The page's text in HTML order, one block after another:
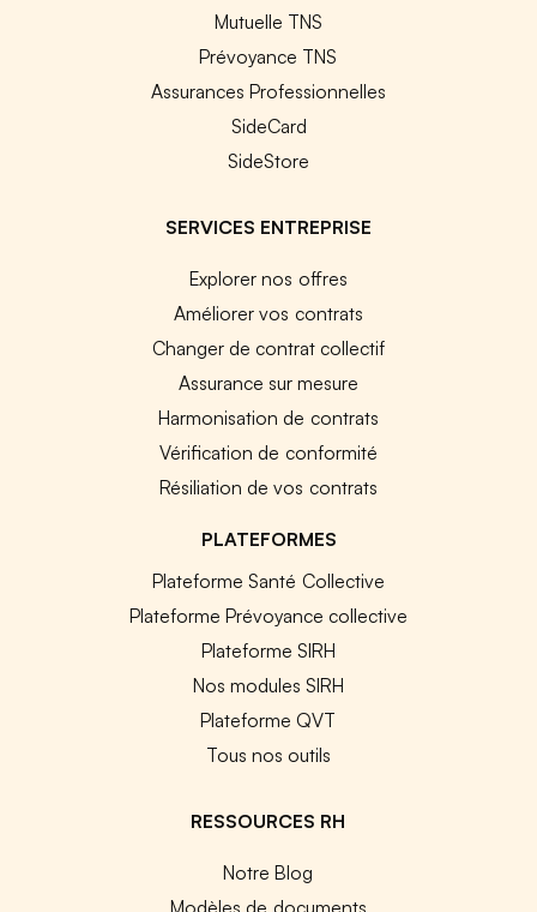
Mutuelle TNS
Prévoyance TNS
Assurances Professionnelles
SideCard
SideStore
SERVICES ENTREPRISE
Explorer nos offres
Améliorer vos contrats
Changer de contrat collectif
Assurance sur mesure
Harmonisation de contrats
Vérification de conformité
Résiliation de vos contrats
PLATEFORMES
Plateforme Santé Collective
Plateforme Prévoyance collective
Plateforme SIRH
Nos modules SIRH
Plateforme QVT
Tous nos outils
RESSOURCES RH
Notre Blog
Modèles de documents